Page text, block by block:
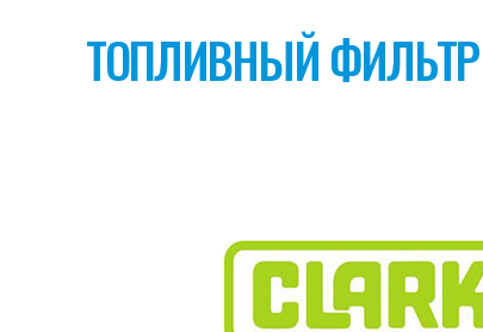
ТОПЛИВНЫЙ ФИЛЬТР